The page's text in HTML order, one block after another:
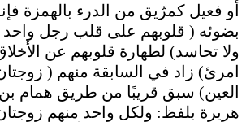
أو فعيل كمرّيق من الدرء بالهمزة
بضوئه ( قلوبهم على قلب رجل واحد
ولا تحاسد) لطهارة قلوبهم عن
امرئ) زاد في السابقة منهم (
العين) سبق قريبًا من طريق همام
هريرة بلفظ: ولكل واحد منهم